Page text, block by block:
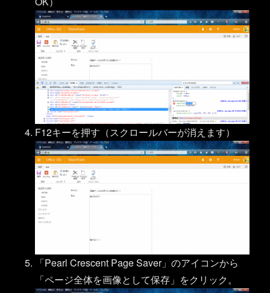
F12キーを押す（スクロールバーが消えます）
「Pearl Crescent Page Saver」のアイコンから
「ページ全体を画像として保存」をクリック。